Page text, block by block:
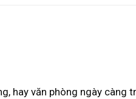
hay văn phòng ngày càng